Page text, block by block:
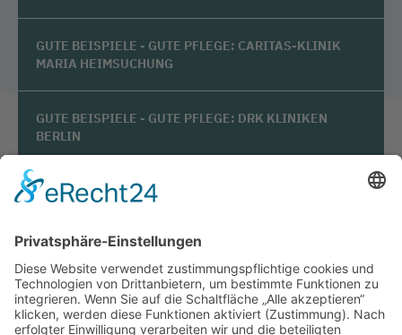
GUTE BEISPIELE - GUTE PFLEGE: CARITAS-KLINIK
MARIA HEIMSUCHUNG
GUTE BEISPIELE - GUTE PFLEGE: DRK KLINIKEN
BERLIN
GUTE BEISPIELE - GUTE PFLEGE: VIVANTES
GUTE BEISPIELE - GUTE PFLEGE: KRANKENHAUS
BUCHHOLZ UND WINSEN